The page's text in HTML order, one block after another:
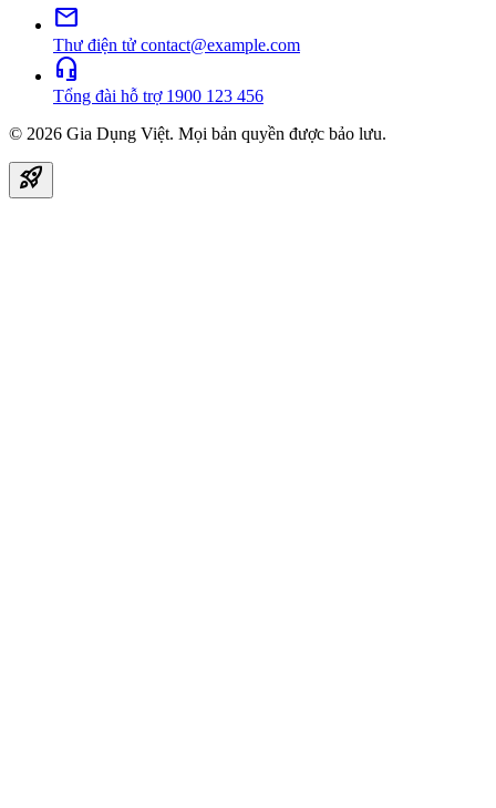
mail
Thư điện tử contact@example.com
headset_mic
Tổng đài hỗ trợ 1900 123 456
© 2026 Gia Dụng Việt. Mọi bản quyền được bảo lưu.
rocket_launch